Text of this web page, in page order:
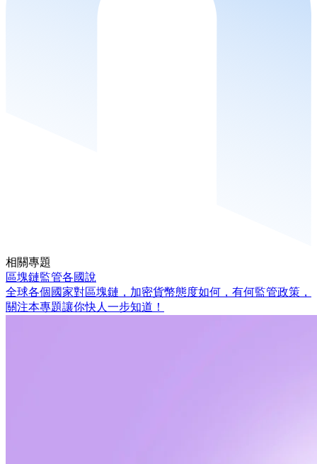
相關專題
區塊鏈監管各國說
全球各個國家對區塊鏈，加密貨幣態度如何，有何監管政策，
關注本專題讓你快人一步知道！